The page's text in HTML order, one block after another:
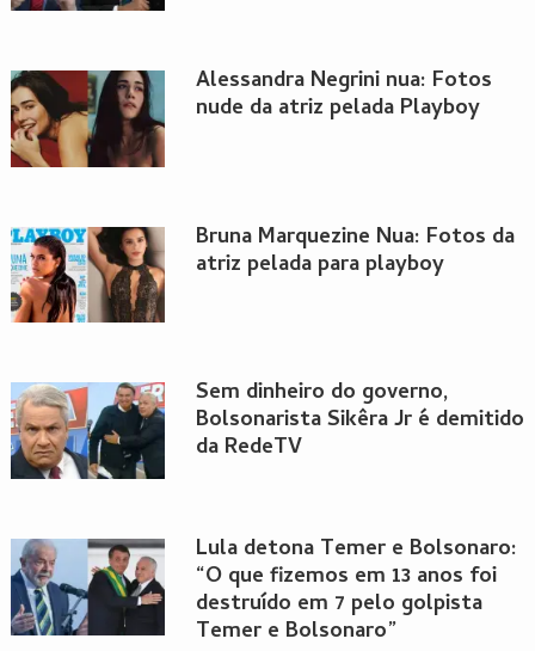
Alessandra Negrini nua: Fotos
nude da atriz pelada Playboy
Bruna Marquezine Nua: Fotos da
atriz pelada para playboy
Sem dinheiro do governo,
Bolsonarista Sikêra Jr é demitido
da RedeTV
Lula detona Temer e Bolsonaro:
“O que fizemos em 13 anos foi
destruído em 7 pelo golpista
Temer e Bolsonaro”